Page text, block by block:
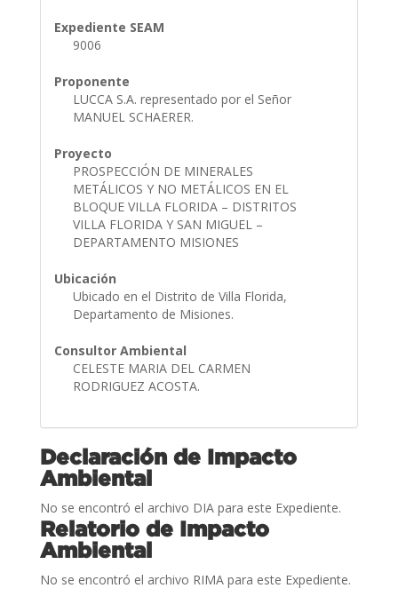
Expediente SEAM
9006
Proponente
LUCCA S.A. representado por el Señor
MANUEL SCHAERER.
Proyecto
PROSPECCIÓN DE MINERALES
METÁLICOS Y NO METÁLICOS EN EL
BLOQUE VILLA FLORIDA – DISTRITOS
VILLA FLORIDA Y SAN MIGUEL –
DEPARTAMENTO MISIONES
Ubicación
Ubicado en el Distrito de Villa Florida,
Departamento de Misiones.
Consultor Ambiental
CELESTE MARIA DEL CARMEN
RODRIGUEZ ACOSTA.
Declaración de Impacto
Ambiental
No se encontró el archivo DIA para este Expediente.
Relatorio de Impacto
Ambiental
No se encontró el archivo RIMA para este Expediente.